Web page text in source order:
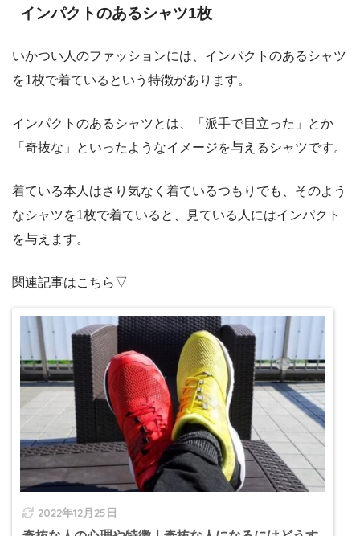
インパクトのあるシャツ1枚
いかつい人のファッションには、インパクトのあるシャツ
を1枚で着ているという特徴があります。
インパクトのあるシャツとは、「派手で目立った」とか
「奇抜な」といったようなイメージを与えるシャツです。
着ている本人はさり気なく着ているつもりでも、そのよう
なシャツを1枚で着ていると、見ている人にはインパクト
を与えます。
関連記事はこちら▽
2022年12月25日